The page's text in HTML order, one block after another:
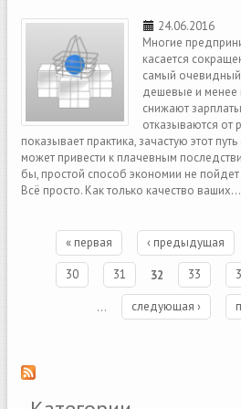
24.06.2016
Многие
касается
самый очевидный
дешевые и менее
снижают
отказываются от
показывает практика, зачастую этот
может привести к плачевным
бы, простой способ экономии не
Всё просто. Как только качество ваших...
Страницы
« первая ‹ предыдущая
30 31 32 33
… следующая ›